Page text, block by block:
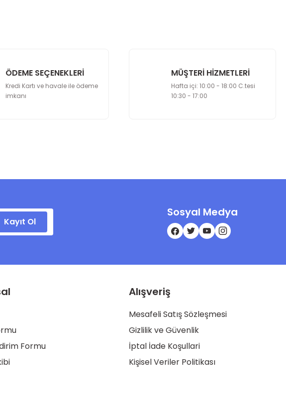
ÖDEME SEÇENEKLERİ
Kredi Kartı ve havale ile ödeme
imkanı
MÜŞTERİ HİZMETLERİ
Hafta içi: 10:00 - 18:00 C.tesi
10:30 - 17:00
Kayıt Ol
Sosyal Medya
Formu
Alışveriş
Mesafeli Satış Sözleşmesi
Gizlilik ve Güvenlik
İptal İade Koşullari
Kişisel Veriler Politikası